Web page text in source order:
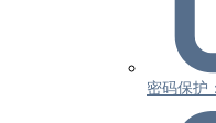
密码保护